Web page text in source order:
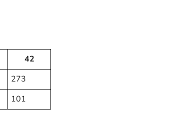
42
273
101